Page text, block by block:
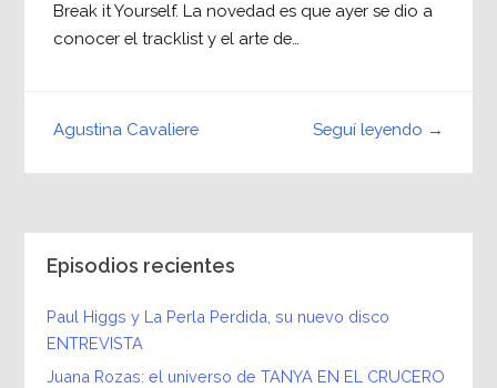
Break it Yourself. La novedad es que ayer se dio a
conocer el tracklist y el arte de…
Seguí leyendo →
Agustina Cavaliere
Episodios recientes
Paul Higgs y La Perla Perdida, su nuevo disco
ENTREVISTA
Juana Rozas: el universo de TANYA EN EL CRUCERO